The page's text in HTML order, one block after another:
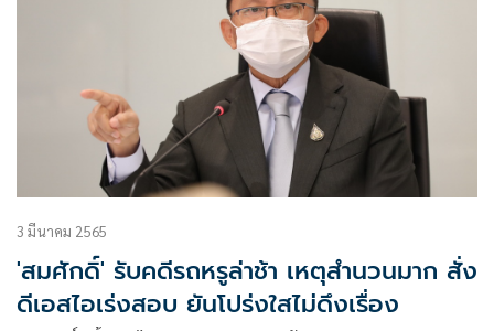
3 มีนาคม 2565
'สมศักดิ์' รับคดีรถหรูล่าช้า เหตุสำนวนมาก สั่ง
ดีเอสไอเร่งสอบ ยันโปร่งใสไม่ดึงเรื่อง